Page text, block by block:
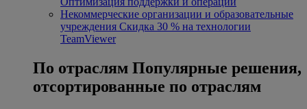
Некоммерческие организации и образовательные
учреждения Скидка 30 % на технологии
TeamViewer
По отраслям Популярные решения,
отсортированные по отраслям